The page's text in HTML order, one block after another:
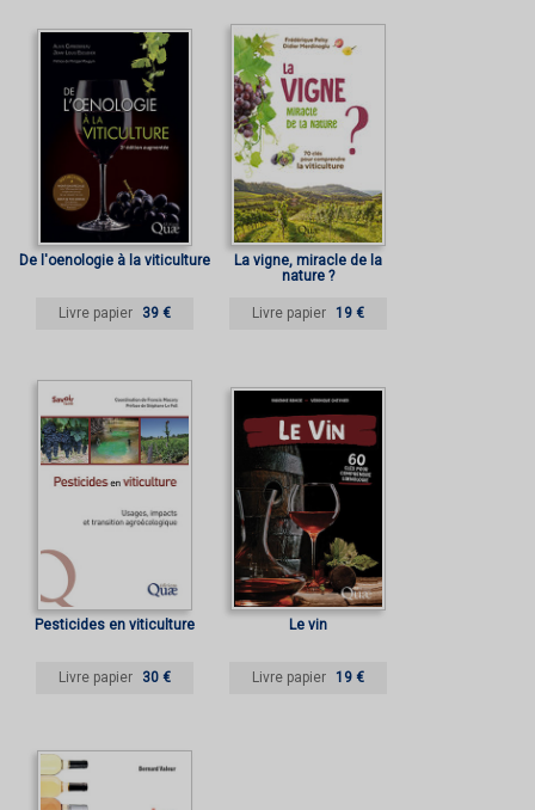
De l'oenologie à la viticulture
Livre papier 39 €
La vigne, miracle de la
nature ?
Livre papier 19 €
Pesticides en viticulture
Livre papier 30 €
Le vin
Livre papier 19 €